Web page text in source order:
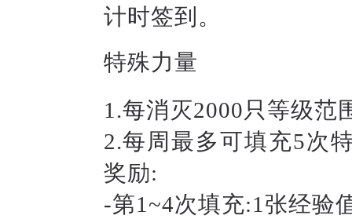
计时签到。
特殊力量
1.每消灭2000只等级范
2.每周最多可填充5次
奖励:
-第1~4次填充:1张经验